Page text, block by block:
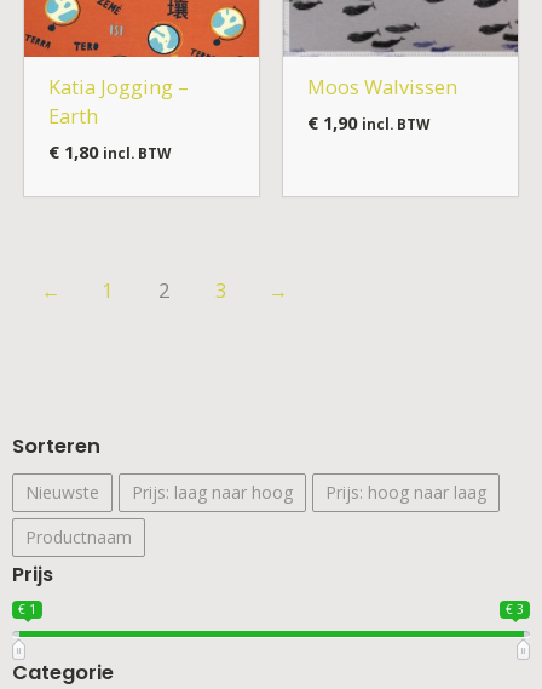
Sorteren
Nieuwste Prijs: laag naar hoog
Prijs: hoog naar laag
Productnaam
Prijs
€ 1 € 3
Categorie
Katia Jogging –
Earth
€1,80 incl. BTW
Moos Walvissen
€1,90 incl. BTW
← 1 2 3 →